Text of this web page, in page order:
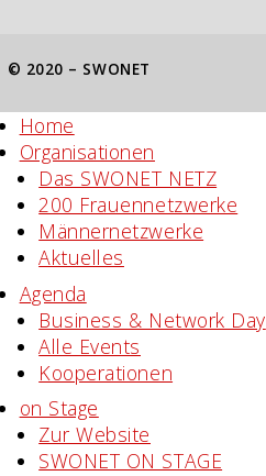
© 2020 – SWONET
Home
Organisationen
Das SWONET NETZ
200 Frauen­netzwerke
Männernetzwerke
Aktuelles
Agenda
Business & Network Day
Alle Events
Kooperationen
on Stage
Zur Website
SWONET ON STAGE